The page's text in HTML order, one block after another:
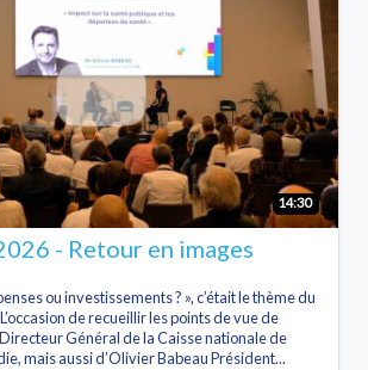
14:30
- Retour en images
ou investissements ? », c’était le thème du
de recueillir les points de vue de
Général de la Caisse nationale de
mais aussi d’Olivier Babeau Président...